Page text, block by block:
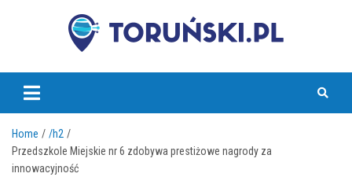
torunski.pl
Home
/h2
Przedszkole Miejskie nr 6 zdobywa prestiżowe nagrody za
innowacyjność